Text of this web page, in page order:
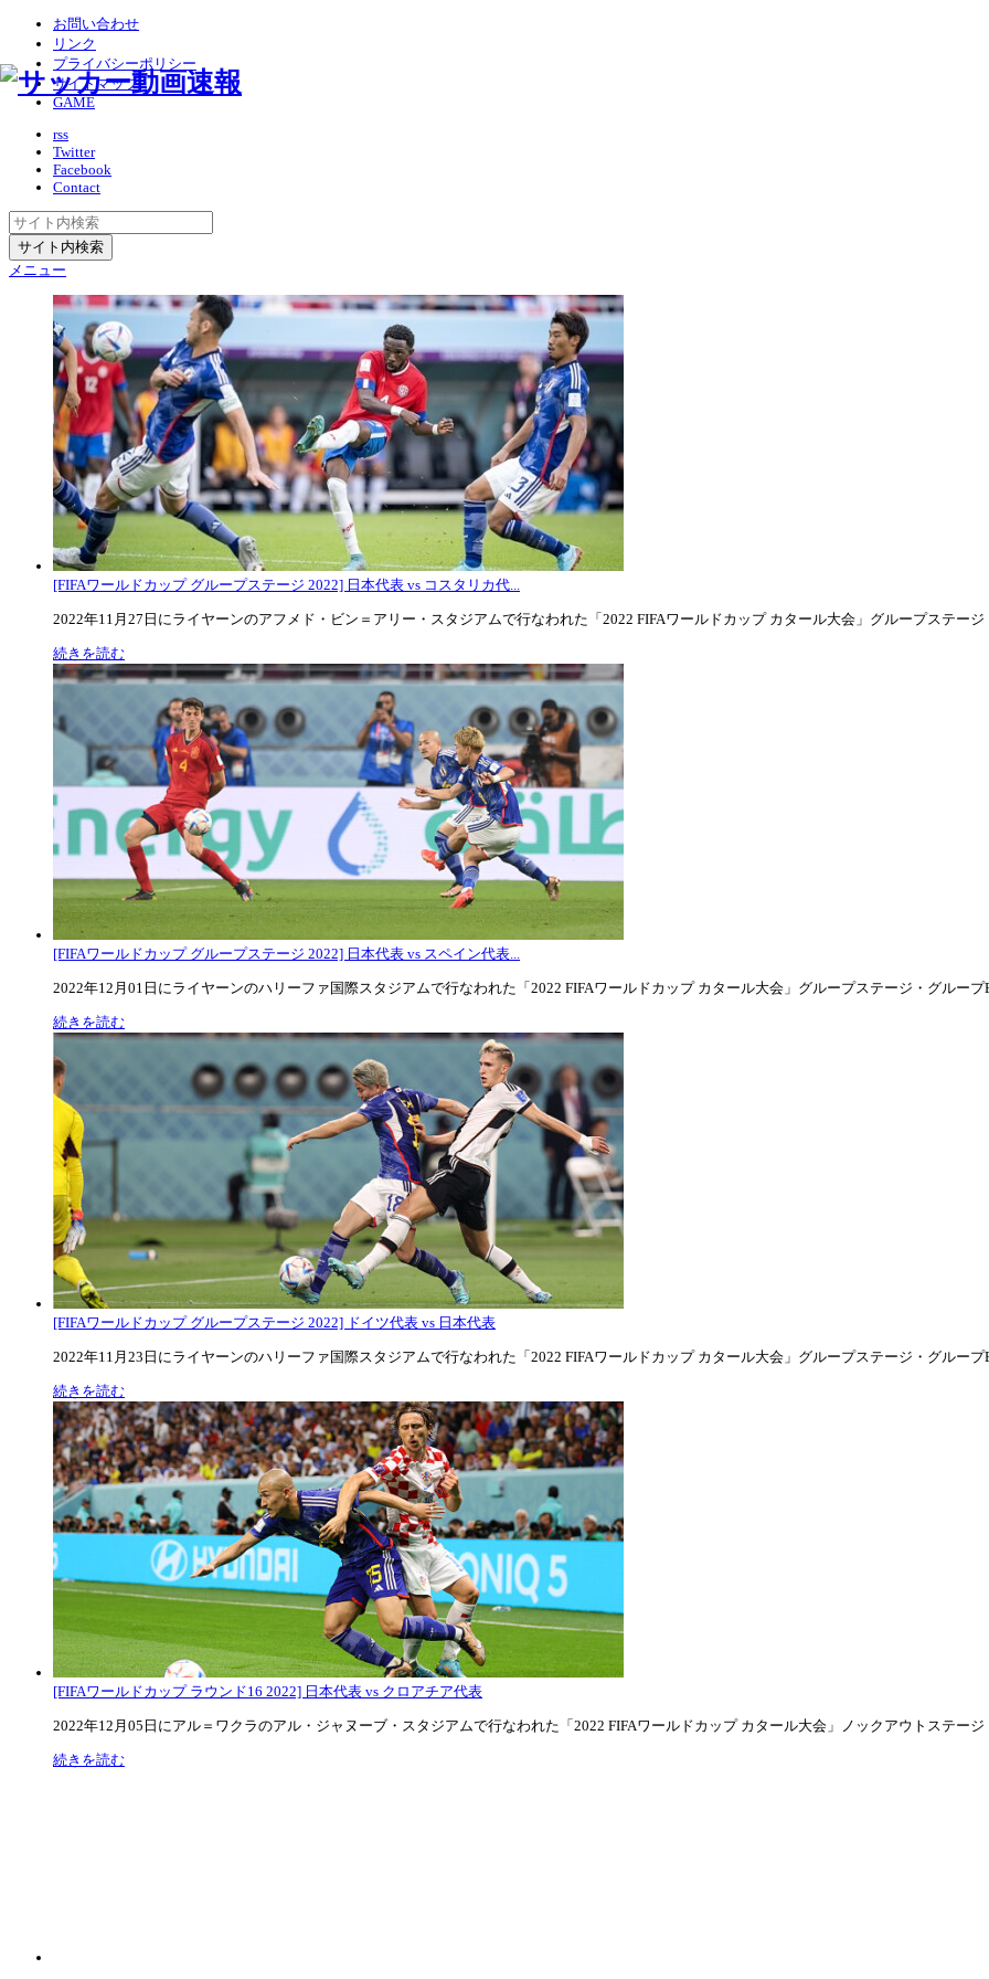
お問い合わせ
リンク
プライバシーポリシー
サイトマップ
GAME
rss
Twitter
Facebook
Contact
メニュー
[FIFAワールドカップ グループステージ 2022] 日本代表 vs コスタリカ代...
2022年11月27日にライヤーンのアフメド・ビン＝アリー・スタジアムで行なわれた「2022 FIFAワールドカップ カタール大会」グループステージ
続きを読む
[FIFAワールドカップ グループステージ 2022] 日本代表 vs スペイン代表...
2022年12月01日にライヤーンのハリーファ国際スタジアムで行なわれた「2022 FIFAワールドカップ カタール大会」グループステージ・グループ
続きを読む
[FIFAワールドカップ グループステージ 2022] ドイツ代表 vs 日本代表
2022年11月23日にライヤーンのハリーファ国際スタジアムで行なわれた「2022 FIFAワールドカップ カタール大会」グループステージ・グループ
続きを読む
[FIFAワールドカップ ラウンド16 2022] 日本代表 vs クロアチア代表
2022年12月05日にアル＝ワクラのアル・ジャヌーブ・スタジアムで行なわれた「2022 FIFAワールドカップ カタール大会」ノックアウトステージ
続きを読む